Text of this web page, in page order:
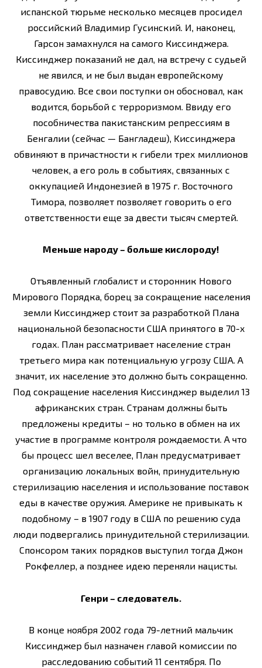
испанской тюрьме несколько месяцев просидел
российский Владимир Гусинский. И, наконец,
Гарсон замахнулся на самого Киссинджера.
Киссинджер показаний не дал, на встречу с судьей
не явился, и не был выдан европейскому
правосудию. Все свои поступки он обосновал, как
водится, борьбой с терроризмом. Ввиду его
пособничества пакистанским репрессиям в
Бенгалии (сейчас — Бангладеш), Kиссинджера
обвиняют в причастности к гибели трех миллионов
человек, а его роль в событиях, связанных с
оккупацией Индонезией в 1975 г. Восточного
Тимора, позволяет позволяет говорить о его
ответственности еще за двести тысяч смертей.
Меньше народу – больше кислороду!
Отъявленный глобалист и сторонник Нового
Мирового Порядка, борец за сокращение населения
земли Киссинджер стоит за разработкой Плана
национальной безопасности США принятого в 70-х
годах. План рассматривает население стран
третьего мира как потенциальную угрозу США. А
значит, их население это должно быть сокращенно.
Под сокращение населения Киссинджер выделил 13
африканских стран. Странам должны быть
предложены кредиты – но только в обмен на их
участие в программе контроля рождаемости. А что
бы процесс шел веселее, План предусматривает
организацию локальных войн, принудительную
стерилизацию населения и использование поставок
еды в качестве оружия. Америке не привыкать к
подобному – в 1907 году в США по решению суда
люди подвергались принудительной стерилизации.
Спонсором таких порядков выступил тогда Джон
Рокфеллер, а позднее идею переняли нацисты.
Генри – следователь.
В конце ноября 2002 года 79-летний мальчик
Киссинджер был назначен главой комиссии по
расследованию событий 11 сентября. По